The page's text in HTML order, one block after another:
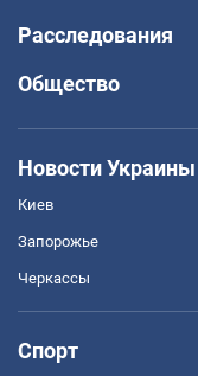
Расследования
Общество
Новости Украины
Киев
Запорожье
Черкассы
Спорт